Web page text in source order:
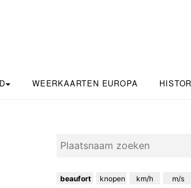
WEERKAARTEN EUROPA
beaufort knopen km/h m/s